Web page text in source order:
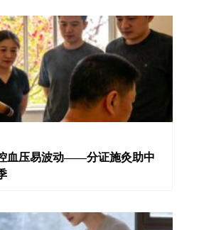
血压易波动——分证施灸助中